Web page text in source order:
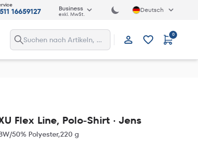
16659127 Business
exkl. MwSt. Deutsch
Anmelden
0
Flex Line, Polo-Shirt · Jens
50% Polyester,220 g